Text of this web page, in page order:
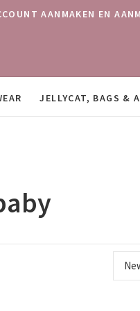
AANMAKEN EN
JELLYCAT, BAGS &